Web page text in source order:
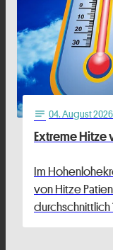
notes 04. August 2026
Extreme Hitze
Im
von Hitze
durchschnittlich